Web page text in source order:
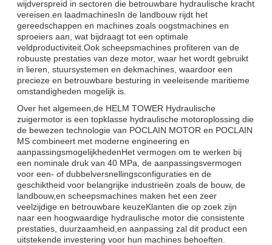
wijdverspreid in sectoren die betrouwbare hydraulische kracht
vereisen.en laadmachinesIn de landbouw rijdt het
gereedschappen en machines zoals oogstmachines en
sproeiers aan, wat bijdraagt tot een optimale
veldproductiviteit.Ook scheepsmachines profiteren van de
robuuste prestaties van deze motor, waar het wordt gebruikt
in lieren, stuursystemen en dekmachines, waardoor een
precieze en betrouwbare besturing in veeleisende maritieme
omstandigheden mogelijk is.
Over het algemeen,de HELM TOWER Hydraulische
zuigermotor is een topklasse hydraulische motoroplossing die
de bewezen technologie van POCLAIN MOTOR en POCLAIN
MS combineert met moderne engineering en
aanpassingsmogelijkhedenHet vermogen om te werken bij
een nominale druk van 40 MPa, de aanpassingsvermogen
voor een- of dubbelversnellingsconfiguraties en de
geschiktheid voor belangrijke industrieën zoals de bouw, de
landbouw,en scheepsmachines maken het een zeer
veelzijdige en betrouwbare keuzeKlanten die op zoek zijn
naar een hoogwaardige hydraulische motor die consistente
prestaties, duurzaamheid,en aanpassing zal dit product een
uitstekende investering voor hun machines behoeften.